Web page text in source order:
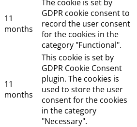
11
months
The cookie is set by
GDPR cookie consent to
record the user consent
for the cookies in the
category "Functional".
11
months
This cookie is set by
GDPR Cookie Consent
plugin. The cookies is
used to store the user
consent for the cookies
in the category
"Necessary".